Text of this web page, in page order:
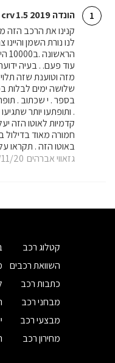
1 הונדה crv 1.5 2019
גזאווי אברהים 20
לנו נורת השמן
עוד פעם. . בעיה
שלושה ימים לבלות
בספר . י שכתוב .
. ותופתעו יותר
חמורה מאוד
באוטו הזה . תקראו
קטלוג רכב
השוואת רכבים
כתבות רכב
מבחני רכב
מבצעי רכב
מחירון רכב